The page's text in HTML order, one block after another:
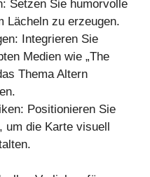
Setzen Sie humorvolle
Lächeln zu erzeugen.
Integrieren Sie
Medien wie „The
Thema Altern
Positionieren Sie
um die Karte visuell